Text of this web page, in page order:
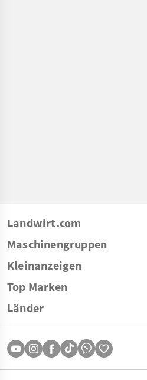
Landwirt.com
Maschinengruppen
Kleinanzeigen
Top Marken
Länder